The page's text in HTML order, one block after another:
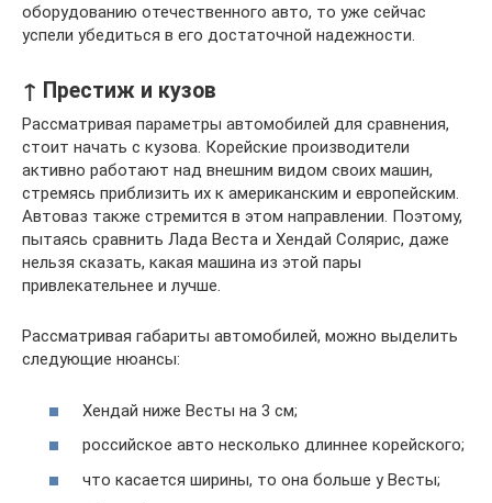
оборудованию отечественного авто, то уже сейчас
успели убедиться в его достаточной надежности.
↑ Престиж и кузов
Рассматривая параметры автомобилей для сравнения,
стоит начать с кузова. Корейские производители
активно работают над внешним видом своих машин,
стремясь приблизить их к американским и европейским.
Автоваз также стремится в этом направлении. Поэтому,
пытаясь сравнить Лада Веста и Хендай Солярис, даже
нельзя сказать, какая машина из этой пары
привлекательнее и лучше.
Рассматривая габариты автомобилей, можно выделить
следующие нюансы:
Хендай ниже Весты на 3 см;
российское авто несколько длиннее корейского;
что касается ширины, то она больше у Весты;